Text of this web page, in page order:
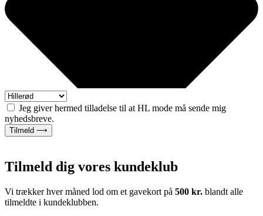
Jeg giver hermed tilladelse til at HL mode må sende mig
nyhedsbreve.
Tilmeld ⟶
Tilmeld dig vores kundeklub
Vi trækker hver måned lod om et gavekort på 500 kr. blandt alle
tilmeldte i kundeklubben.